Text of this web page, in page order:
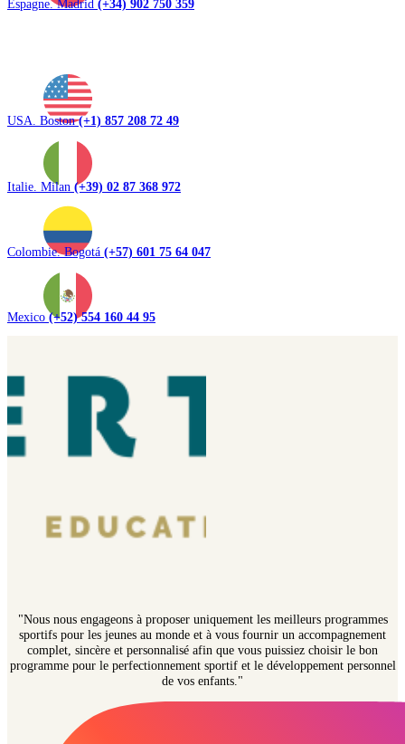
Espagne. Madrid (+34) 902 750 359
USA. Boston(+1) 857 208 72 49
Italie. Milan (+39) 02 87 368 972
Colombie. Bogotá (+57) 601 75 64 047
Mexico (+52) 554 160 44 95
"Nous nous engageons à proposer uniquement les meilleurs programmes
sportifs pour les jeunes au monde et à vous fournir un accompagnement
complet, sincère et personnalisé afin que vous puissiez choisir le bon
programme pour le perfectionnement sportif et le développement personnel
de vos enfants."